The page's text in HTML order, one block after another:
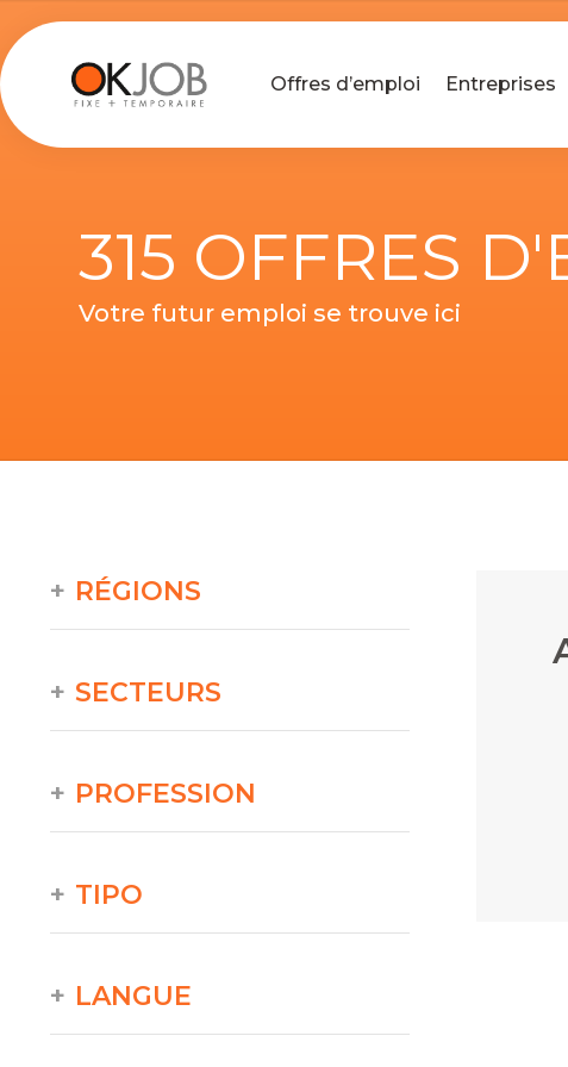
Offres d’emploi Entreprises
315 OFFRES
Votre futur emploi se trouve ici
RÉGIONS
SECTEURS
PROFESSION
TIPO
LANGUE